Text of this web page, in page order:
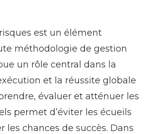
est un élément
méthodologie de gestion
un rôle central dans la
et la réussite globale
évaluer et atténuer les
permet d’éviter les écueils
les chances de succès. Dans